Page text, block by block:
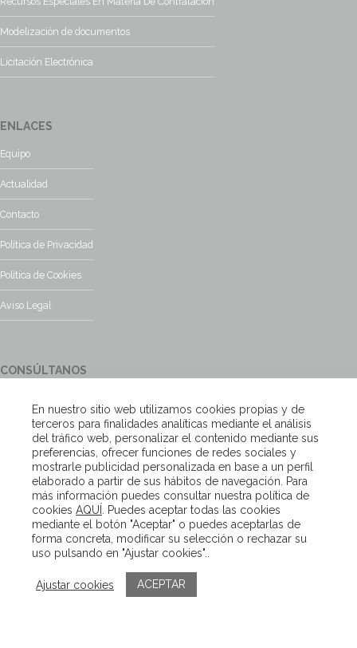
Modelización de documentos
Licitación Electrónica
ENLACES
Equipo
Actualidad
Contacto
Política de Privacidad
Política de Cookies
Aviso Legal
CONSÚLTANOS
encantados
Escríbenos
Copyright – Van Beveren 2020
En nuestro sitio web utilizamos cookies propias y de
terceros para finalidades analíticas mediante el análisis
del tráfico web, personalizar el contenido mediante sus
preferencias, ofrecer funciones de redes sociales y
mostrarle publicidad personalizada en base a un perfil
elaborado a partir de sus hábitos de navegación. Para
más información puedes consultar nuestra política de
cookies AQUÍ
. Puedes aceptar todas las cookies
mediante el botón "Aceptar" o puedes aceptarlas de
forma concreta, modificar su selección o rechazar su
uso pulsando en "Ajustar cookies"..
Ajustar cookies ACEPTAR